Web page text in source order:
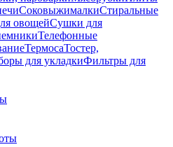
СоковыжималкиСтиральные
овощейСушки для
Телефонные
ТермосаТостер,
для укладкиФильтры для